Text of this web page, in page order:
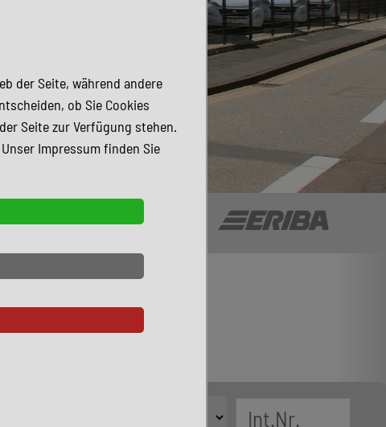
der Seite, während andere
ob Sie Cookies
Seite zur Verfügung stehen.
Impressum finden Sie